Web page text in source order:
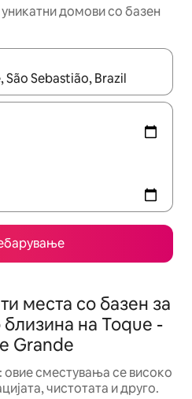
домови со базен
движете се со копчињата
места со базен за
на Toque -
Grande
овие сместувања се високо
чистотата и друго.